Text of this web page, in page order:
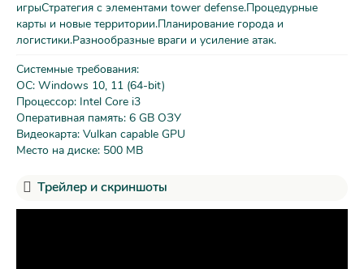
игрыСтратегия с элементами tower defense.Процедурные
карты и новые территории.Планирование города и
логистики.Разнообразные враги и усиление атак.
Системные требования:
ОС: Windows 10, 11 (64-bit)
Процессор: Intel Core i3
Оперативная память: 6 GB ОЗУ
Видеокарта: Vulkan capable GPU
Место на диске: 500 MB
Трейлер и скриншоты